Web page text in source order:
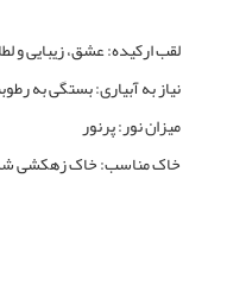
لقب ارکیده: عشق، زیبایی و
نیاز به آبیاری: بستگی به
میزان نور: پرنور
خاک مناسب: خاک زهکشی